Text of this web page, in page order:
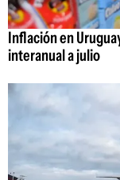
Inflación en
interanual a julio